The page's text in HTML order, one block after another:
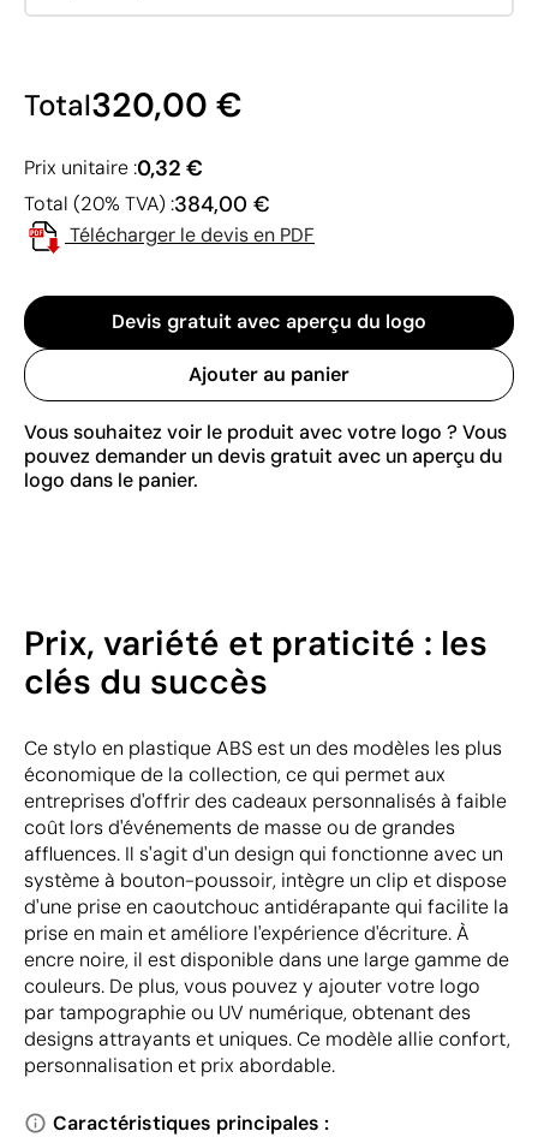
Total320,00 €
Prix unitaire :0,32 €
Total (20% TVA) :384,00 €
Télécharger le devis en PDF
Devis gratuit avec aperçu du logo
Ajouter au panier
Vous souhaitez voir le produit avec votre logo ? Vous
pouvez demander un devis gratuit avec un aperçu du
logo dans le panier.
Prix, variété et praticité : les
clés du succès
Ce stylo en plastique ABS est un des modèles les plus
économique de la collection, ce qui permet aux
entreprises d'offrir des cadeaux personnalisés à faible
coût lors d'événements de masse ou de grandes
affluences. Il s'agit d'un design qui fonctionne avec un
système à bouton-poussoir, intègre un clip et dispose
d'une prise en caoutchouc antidérapante qui facilite la
prise en main et améliore l'expérience d'écriture. À
encre noire, il est disponible dans une large gamme de
couleurs. De plus, vous pouvez y ajouter votre logo
par tampographie ou UV numérique, obtenant des
designs attrayants et uniques. Ce modèle allie confort,
personnalisation et prix abordable.
Caractéristiques principales :